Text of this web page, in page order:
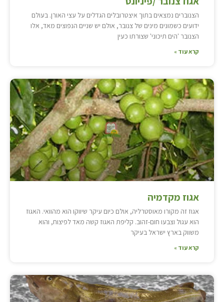
הצנוברים נמצאים בתוך איצטרובלים הגדלים על עצי האורן. בעולם
ידועים כשמונים מינים של צנובר, אולם יש שניים הנפוצים מאד, אלו
הצנובר 'הים תיכוני' שצורתו כעין
קרא עוד »
אגוז מקדמיה
אגוז זה מקורו מאוסטרליה, אולם כיום עיקר שיווקו הוא מהוואי. האגוז
הוא עגול וצבעו חום-זהוב. קליפת האגוז קשה מאד לפיצוח, והוא
משווק בארץ ישראל בעיקר
קרא עוד »